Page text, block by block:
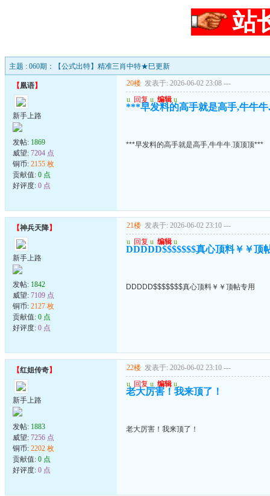
站
主题 : 060期：【公式出特】精准三肖中特★巳更新
【凰语】
新手上路
发帖: 1869
威望: 7204 点
铜币: 2155 枚
贡献值: 0 点
好评度: 0 点
20楼 发表于: 2026-06-02 23:08 ---
u 回复 u 编辑 u
***早发料的高手就是高手,牛牛
***早发料的高手就是高手,牛牛牛.顶顶顶***
【神兵天降】
新手上路
发帖: 1842
威望: 7109 点
铜币: 2127 枚
贡献值: 0 点
好评度: 0 点
21楼 发表于: 2026-06-02 23:10 ---
u 回复 u 编辑 u
DDDDD$$$$$$$真心顶料￥￥顶
DDDDD$$$$$$$真心顶料￥￥顶帖专用
【红姐传奇】
新手上路
发帖: 1883
威望: 7256 点
铜币: 2202 枚
贡献值: 0 点
好评度: 0 点
22楼 发表于: 2026-06-02 23:10 ---
u 回复 u 编辑 u
老大厉害！我来顶了！
老大厉害！我来顶了！